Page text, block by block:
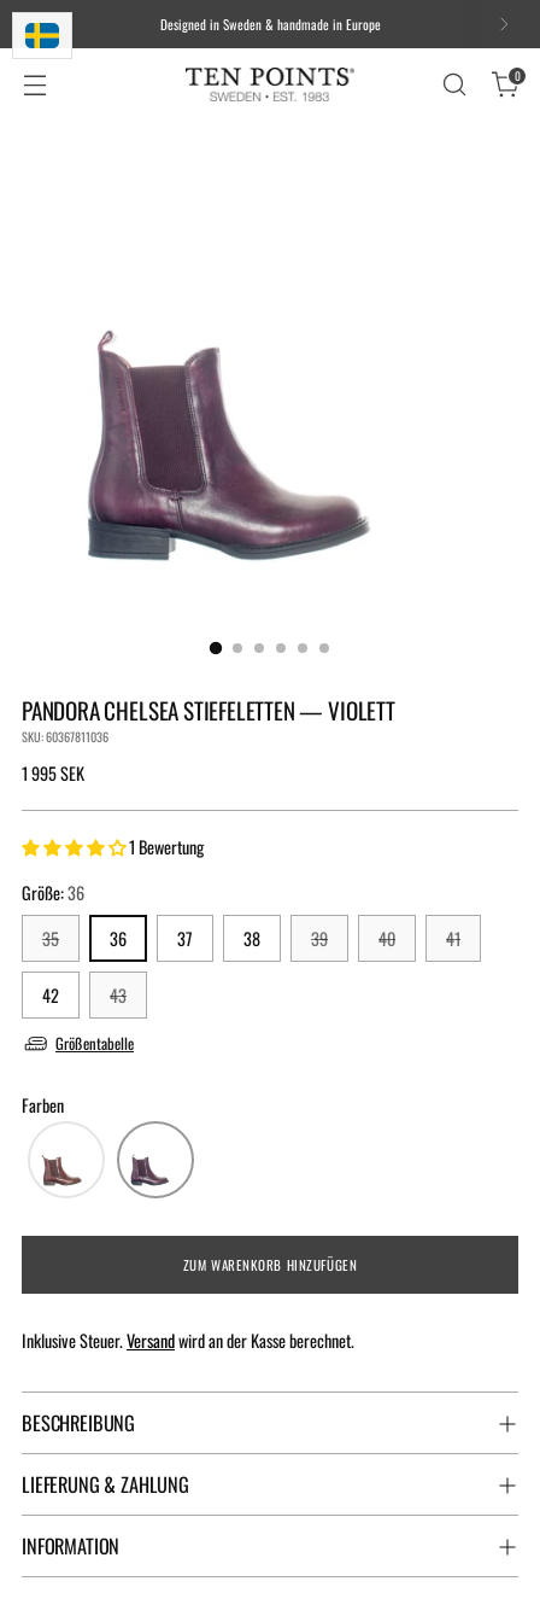
Designed in Sweden & handmade in Europe
0
PANDORA CHELSEA STIEFELETTEN — VIOLETT
SKU: 60367811036
Regulärer
1 995 SEK
1 Bewertung
Größe:36
35
36 37 38 39 40 41
42 43
Größentabelle
Farben
ZUM WARENKORB HINZUFÜGEN
Inklusive Steuer.Versandwird an der Kasse berechnet.
BESCHREIBUNG
LIEFERUNG & ZAHLUNG
INFORMATION